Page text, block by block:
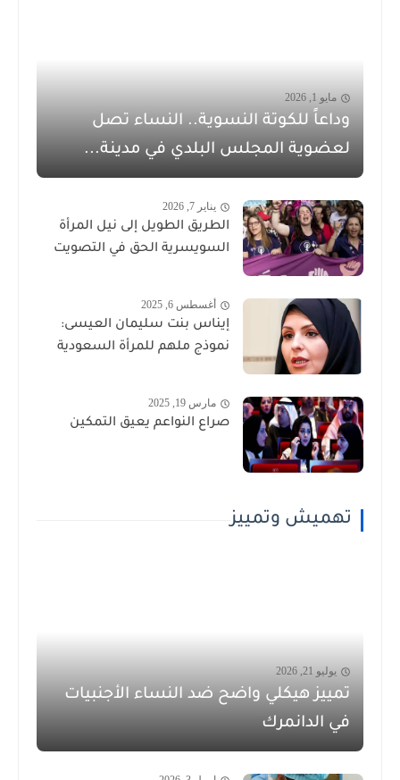
مايو 1, 2026
وداعاً للكوتة النسوية.. النساء تصل
لعضوية المجلس البلدي في مدينة...
يناير 7, 2026
الطريق الطويل إلى نيل المرأة
السويسرية الحق في التصويت
أغسطس 6, 2025
إيناس بنت سليمان العيسى:
نموذج ملهم للمرأة السعودية
مارس 19, 2025
صراع النواعم يعيق التمكين
تهميش وتمييز
يوليو 21, 2026
تمييز هيكلي واضح ضد النساء الأجنبيات
في الدانمرك